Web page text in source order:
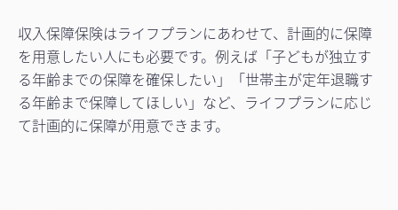
収入保障保険はライフプランにあわせて、計画的に保障
を用意したい人にも必要です。例えば「子どもが独立す
る年齢までの保障を確保したい」「世帯主が定年退職す
る年齢まで保障してほしい」など、ライフプランに応じ
て計画的に保障が用意できます。